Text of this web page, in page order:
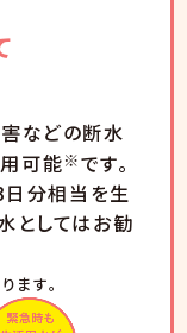
などの断水
可能※です。
分相当を生
としてはお勧
ます。